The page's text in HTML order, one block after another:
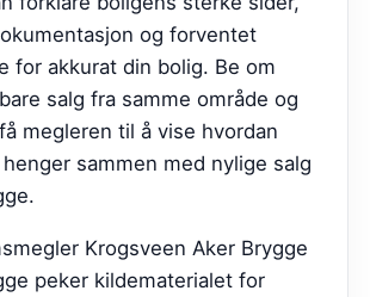
og forventet
for akkurat din bolig. Be om
salg fra samme område og
megleren til å vise hvordan
sammen med nylige salg
Krogsveen Aker Brygge
peker kildematerialet for